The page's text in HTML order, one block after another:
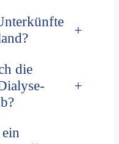
+
die
+